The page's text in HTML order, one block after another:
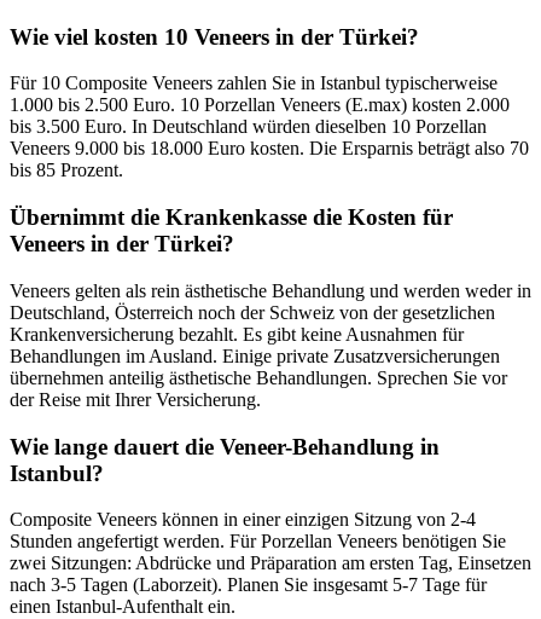
Wie viel kosten 10 Veneers in der Türkei?
Für 10 Composite Veneers zahlen Sie in Istanbul typischerweise
1.000 bis 2.500 Euro. 10 Porzellan Veneers (E.max) kosten 2.000
bis 3.500 Euro. In Deutschland würden dieselben 10 Porzellan
Veneers 9.000 bis 18.000 Euro kosten. Die Ersparnis beträgt also 70
bis 85 Prozent.
Übernimmt die Krankenkasse die Kosten für
Veneers in der Türkei?
Veneers gelten als rein ästhetische Behandlung und werden weder in
Deutschland, Österreich noch der Schweiz von der gesetzlichen
Krankenversicherung bezahlt. Es gibt keine Ausnahmen für
Behandlungen im Ausland. Einige private Zusatzversicherungen
übernehmen anteilig ästhetische Behandlungen. Sprechen Sie vor
der Reise mit Ihrer Versicherung.
Wie lange dauert die Veneer-Behandlung in
Istanbul?
Composite Veneers können in einer einzigen Sitzung von 2-4
Stunden angefertigt werden. Für Porzellan Veneers benötigen Sie
zwei Sitzungen: Abdrücke und Präparation am ersten Tag, Einsetzen
nach 3-5 Tagen (Laborzeit). Planen Sie insgesamt 5-7 Tage für
einen Istanbul-Aufenthalt ein.